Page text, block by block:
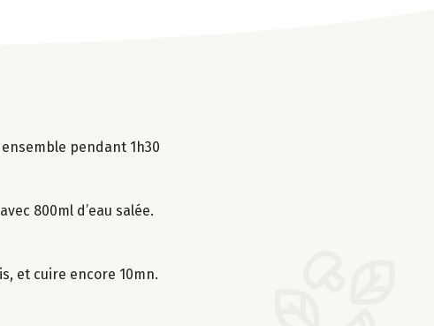
pendant 1h30
800ml d’eau salée.
et cuire encore 10mn.